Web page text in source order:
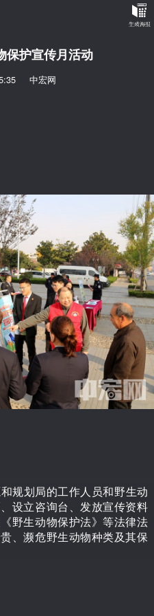
保护宣传月活动
中宏网
规划局的工作人员和野生动
设立咨询台、发放宣传资料
野生动物保护法》等法律法
、濒危野生动物种类及其保